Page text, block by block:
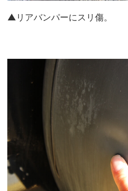
▲リアバンパーにスリ傷。